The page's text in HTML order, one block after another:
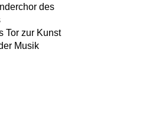
des
Tor zur Kunst
Musik